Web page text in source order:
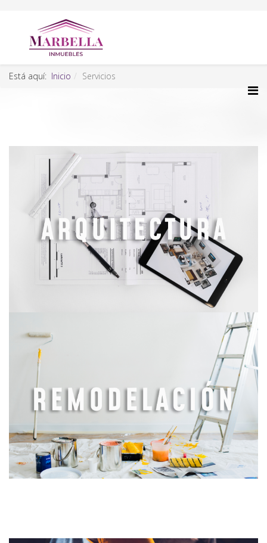
Está aquí: Inicio Servicios